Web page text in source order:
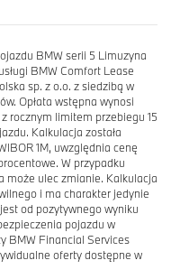
BMW serii 5 Limuzyna
BMW Comfort Lease
sp. z o.o. z siedzibą w
Opłata wstępna wynosi
rocznym limitem przebiegu 15
Kalkulacja została
1M, uwzględnia cenę
W przypadku
może ulec zmianie. Kalkulacja
i ma charakter jedynie
od pozytywnego wyniku
pojazdu w
BMW Financial Services
oferty dostępne w